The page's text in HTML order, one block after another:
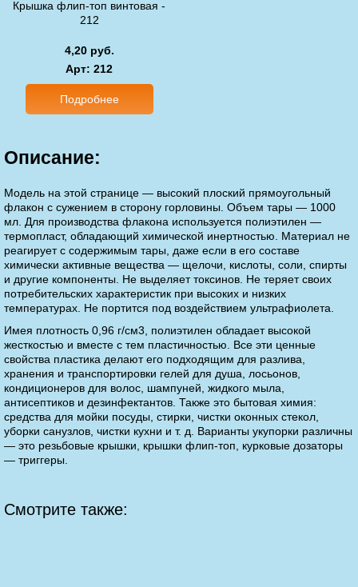
Крышка флип-топ винтовая -
212
4,20 руб.
Арт: 212
Подробнее
Описание:
Модель на этой странице — высокий плоский прямоугольный
флакон с сужением в сторону горловины. Объем тары — 1000
мл. Для производства флакона используется полиэтилен —
термопласт, обладающий химической инертностью. Материал не
реагирует с содержимым тары, даже если в его составе
химически активные вещества — щелочи, кислоты, соли, спирты
и другие компоненты. Не выделяет токсинов. Не теряет своих
потребительских характеристик при высоких и низких
температурах. Не портится под воздействием ультрафиолета.
Имея плотность 0,96 г/см3, полиэтилен обладает высокой
жесткостью и вместе с тем пластичностью. Все эти ценные
свойства пластика делают его подходящим для разлива,
хранения и транспортировки гелей для душа, лосьонов,
кондиционеров для волос, шампуней, жидкого мыла,
антисептиков и дезинфектантов. Также это бытовая химия:
средства для мойки посуды, стирки, чистки оконных стекол,
уборки санузлов, чистки кухни и т. д. Варианты укупорки различны
— это резьбовые крышки, крышки флип-топ, курковые дозаторы
— триггеры.
Смотрите также: